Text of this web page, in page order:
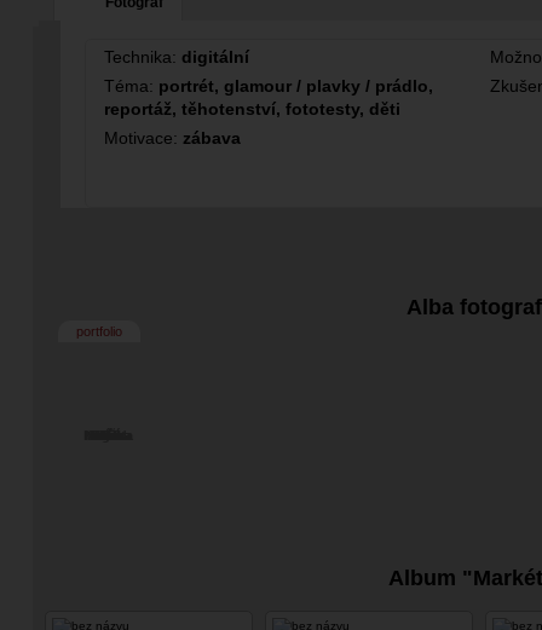
Technika: digitální
Téma: portrét, glamour / plavky / prádlo,
reportáž, těhotenství, fototesty, děti
Motivace: zábava
Alba
portfolio
Album